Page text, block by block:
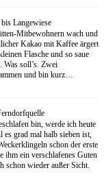
Langewiese
Mitbewohnern wach und
Kakao mit Kaffee ärgert
Flasche und so saue
Was soll’s. Zwei
und bin kurz…
bin, werde ich heute
grad mal halb sieben ist,
schon der erste
ihm ein verschlafenes Guten
schon wieder außer Sicht.